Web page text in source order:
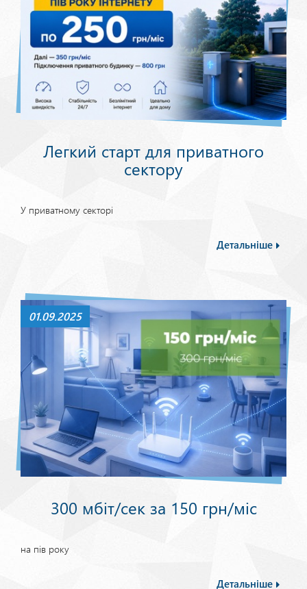
Легкий старт для приватного
сектору
У приватному секторі
Детальніше
01.09.2025
300 мбіт/сек за 150 грн/міс
на пів року
Детальніше